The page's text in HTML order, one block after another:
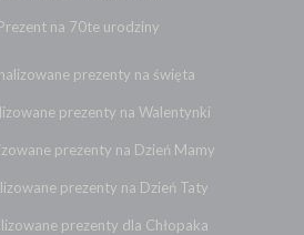
na 70te urodziny
prezenty na święta
prezenty na Walentynki
prezenty na Dzień Mamy
prezenty na Dzień Taty
prezenty dla Chłopaka